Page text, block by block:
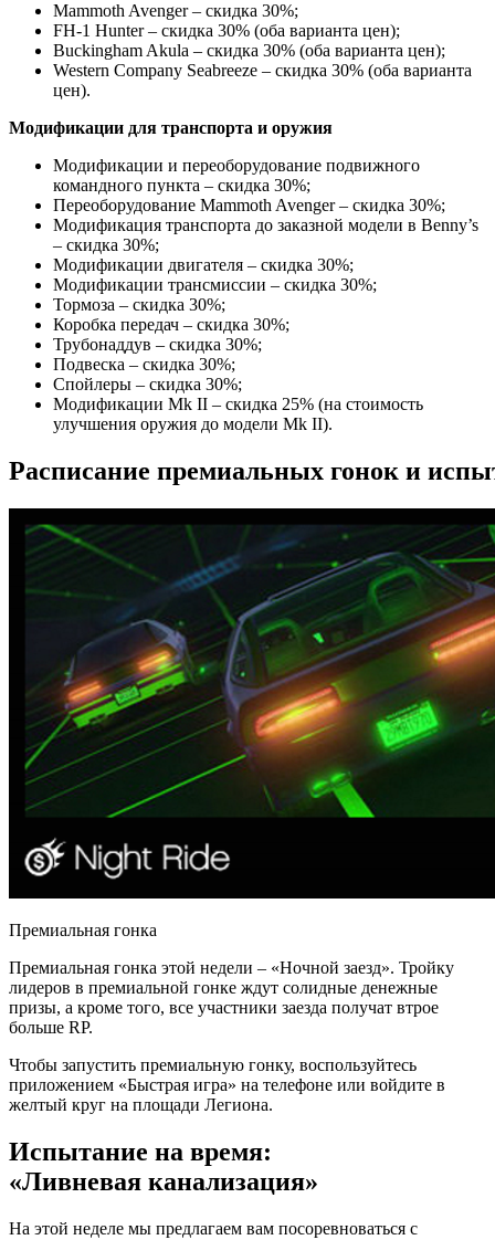
Mammoth Avenger – скидка 30%;
FH-1 Hunter – скидка 30% (оба варианта цен);
Buckingham Akula – скидка 30% (оба варианта цен);
Western Company Seabreeze – скидка 30% (оба варианта
цен).
Модификации для транспорта и оружия
Модификации и переоборудование подвижного
командного пункта – скидка 30%;
Переоборудование Mammoth Avenger – скидка 30%;
Модификация транспорта до заказной модели в Benny’s
– скидка 30%;
Модификации двигателя – скидка 30%;
Модификации трансмиссии – скидка 30%;
Тормоза – скидка 30%;
Коробка передач – скидка 30%;
Трубонаддув – скидка 30%;
Подвеска – скидка 30%;
Спойлеры – скидка 30%;
Модификации Mk II – скидка 25% (на стоимость
улучшения оружия до модели Mk II).
Расписание премиальных гонок и
Премиальная гонка
Премиальная гонка этой недели – «Ночной заезд». Тройку
лидеров в премиальной гонке ждут солидные денежные
призы, а кроме того, все участники заезда получат втрое
больше RP.
Чтобы запустить премиальную гонку, воспользуйтесь
приложением «Быстрая игра» на телефоне или войдите в
желтый круг на площади Легиона.
Испытание на время:
«Ливневая канализация»
На этой неделе мы предлагаем вам посоревноваться с